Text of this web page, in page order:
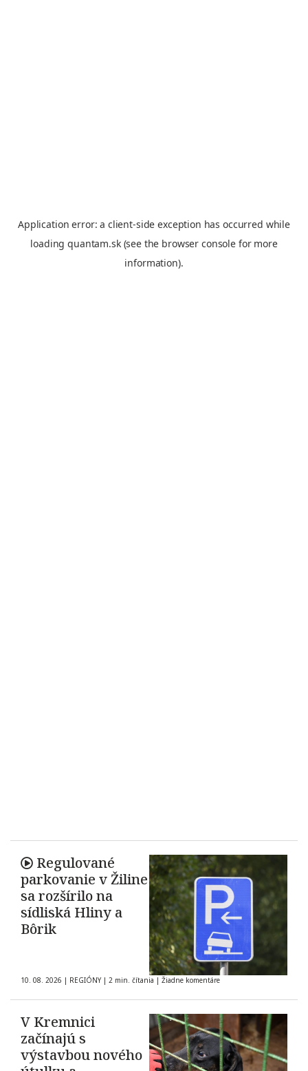
Regulované
parkovanie v Žiline
sa rozšírilo na
sídliská Hliny a
Bôrik
10. 08. 2026 | REGIÓNY | 2 min. čítania | Žiadne komentáre
V Kremnici
začínajú s
výstavbou nového